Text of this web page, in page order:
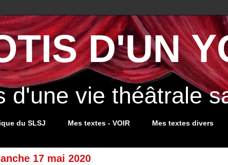
D'UN
d'une vie théâtrale
du SLSJ Mes textes - VOIR Mes textes divers
17 mai 2020